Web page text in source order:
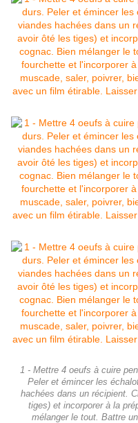
1 - Mettre 4 oeufs à cuire
Peler et émincer les
hachées dans un récipient.
tiges) et incorporer à la
mélanger le tout. Battre